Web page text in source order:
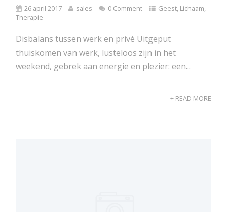
26 april 2017 sales 0 Comment Geest, Lichaam,
Therapie
Disbalans tussen werk en privé Uitgeput
thuiskomen van werk, lusteloos zijn in het
weekend, gebrek aan energie en plezier: een...
+ READ MORE